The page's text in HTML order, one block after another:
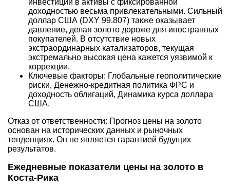
доходностью весьма привлекательными. Сильный
доллар США (DXY 99.807) также оказывает
давление, делая золото дороже для иностранных
покупателей. В отсутствие новых
экстраординарных катализаторов, текущая
экстремально высокая цена кажется уязвимой к
коррекции.
Ключевые факторы: Глобальные геополитические
риски, Денежно-кредитная политика ФРС и
доходность облигаций, Динамика курса доллара
США.
Отказ от ответственности: Прогноз цены на золото
основан на исторических данных и рыночных
тенденциях. Он не является гарантией будущих
результатов.
Ежедневные показатели цены на золото в
Коста-Рика